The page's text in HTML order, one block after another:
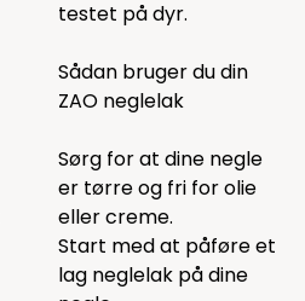
testet på dyr.
Sådan bruger du din
ZAO neglelak
Sørg for at dine negle
er tørre og fri for olie
eller creme.
Start med at påføre et
lag neglelak på dine